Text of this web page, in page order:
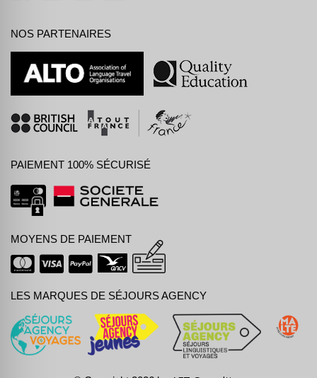
NOS PARTENAIRES
PAIEMENT 100% SÉCURISÉ
MOYENS DE PAIEMENT
LES MARQUES DE SÉJOURS AGENCY